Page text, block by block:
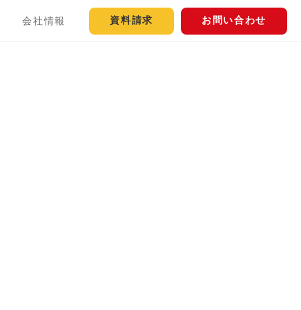
会社情報 資料請求 お問い合わせ